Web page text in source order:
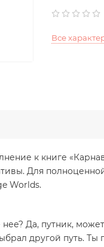
Все
к книге
Для
Worlds.
Да, путник,
другой путь.